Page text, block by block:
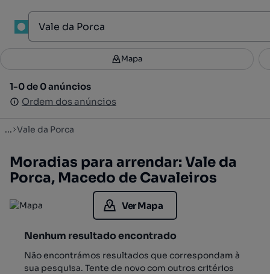
Filtros 3
1-0 de 0 anúncios
Ordem dos anúncios
Mapa
1-0 de 0 anúncios
Ordem dos anúncios
... Vale da Porca
Moradias para arrendar: Vale da
Porca, Macedo de Cavaleiros
Ver Mapa
Nenhum resultado encontrado
Não encontrámos resultados que correspondam à
sua pesquisa. Tente de novo com outros critérios